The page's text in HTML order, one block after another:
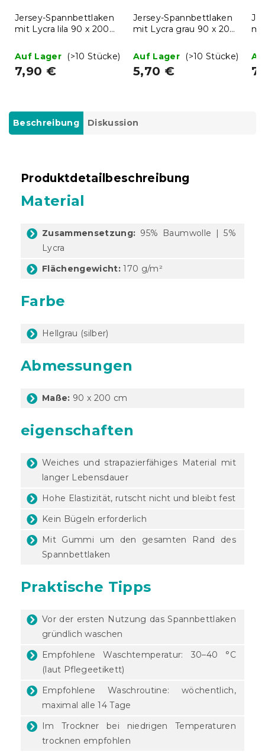
Jersey-Spannbettlaken
mit Lycra lila 90 x 200
Auf Lager
(>10 Stücke)
7,90 €
Jersey-Spannbettlaken
mit Lycra grau 90 x 200
Auf Lager
(>10 Stücke)
5,70 €
Beschreibung Diskussion
Produktdetailbeschreibung
Material
Zusammensetzung: 95% Baumwolle | 5%
Lycra
Flächengewicht: 170 g/m²
Farbe
Hellgrau (silber)
Abmessungen
Maße: 90 x 200 cm
eigenschaften
Weiches und strapazierfähiges Material mit
langer Lebensdauer
Hohe Elastizität, rutscht nicht und bleibt fest
Kein Bügeln erforderlich
Mit Gummi um den gesamten Rand des
Spannbettlaken
Praktische Tipps
Vor der ersten Nutzung das Spannbettlaken
gründlich waschen
Empfohlene Waschtemperatur: 30–40 °C
(laut Pflegeetikett)
Empfohlene Waschroutine: wöchentlich,
maximal alle 14 Tage
Im Trockner bei niedrigen Temperaturen
trocknen empfohlen